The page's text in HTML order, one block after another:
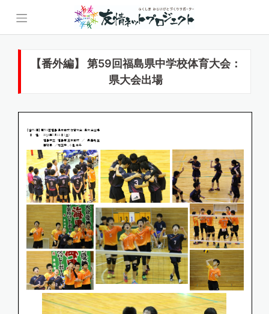
【番外編】 第59回福島県中学校体育大会：
県大会出場